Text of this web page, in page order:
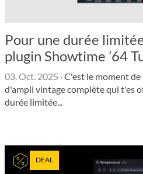
Pour une durée
plugin Showtime ’64
03. Oct. 2025 ·C'est le moment
d'ampli vintage complète qui t'es
durée limitée...
DEAL